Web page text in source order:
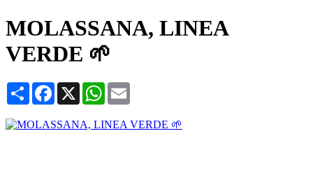
MOLASSANA, LINEA
VERDE 🌱
CondividiFacebook
X WhatsApp